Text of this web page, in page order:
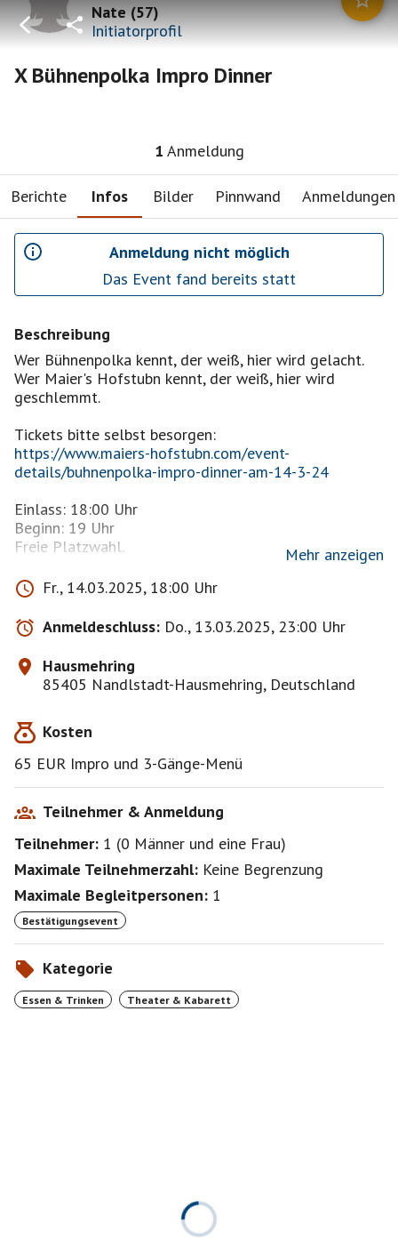
Nate(57)
Initiatorprofil
X Bühnenpolka Impro Dinner
1 Anmeldung
Berichte Infos Bilder Pinnwand Anmeldungen
Anmeldung nicht möglich
Das Event fand bereits statt
Beschreibung
Wer Bühnenpolka kennt, der weiß, hier wird gelacht.
Wer Maier's Hofstubn kennt, der weiß, hier wird
geschlemmt.
https://www.maiers-hofstubn.com/event-
details/buhnenpolka-impro-dinner-am-14-3-24
Einlass: 18:00 Uhr
Beginn: 19 Uhr
Freie Platzwahl.
Lass dich von der Bühnenpolka mitreißen,
die ohne Drehbuch agieren und jede noch so kleine
Anregung
aus dem Publikum in eine spannende Geschichte
verwandeln.
Deine Ideen werden Teil des Geschehens – du bist
des Abends!
Während du die 3 Gänge der exquisiten Küche der
Hofstubn genießt,
entfaltet sich ein faszinierendes Zusammenspiel von
feinem Essen und mitreißender Improvisation.
Mehr anzeigen
Fr., 14.03.2025, 18:00 Uhr
Anmeldeschluss: Do., 13.03.2025, 23:00 Uhr
Hausmehring
85405 Nandlstadt-Hausmehring, Deutschland
Kosten
65 EUR Impro und 3-Gänge-Menü
Teilnehmer & Anmeldung
Teilnehmer: 1 (0 Männer und eine Frau)
Maximale Teilnehmerzahl: Keine Begrenzung
Maximale Begleitpersonen: 1
Bestätigungsevent
Kategorie
Essen & Trinken Theater & Kabarett